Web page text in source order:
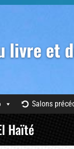
livre et
Salons
Haïté